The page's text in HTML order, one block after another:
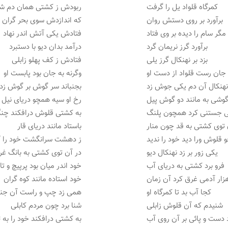
کمرگاه قلواد یل را گرفت
ربودش ز کشتی همان دم
برآورد بر روی دستش روان
که اندازدش سوی بحر گران
مگر سام را دیده بر وی فتاد
فتادش یکی آتش اندر نهاد
برآورد گرز نریمان گرد
درآمد بدان دیو با دستبرد
بزد بر نهنکال گرز یلی
فتادش ز کف پهلو زابلی
جان رست قلواد از دست او
وگرنه به جان بود پابست او
نهنکال آن دم یکی جوش زد
بجنباند سر گوش بر گوش زد
به مانند دو گوش پیل
رخ او سیه همچو دریای نیل
جستنی کرد همچون پلنگ
به کشتی قلوش درافکند
توی کشتی به قد چون منار
باستاد مانند دریای قار
قلوش ورا دید خود را ندید
ز دهشت سرانگشت خود را
یکی زور بر زد نهنکال دیو
در آن توی کشتی به بانگ
فرو برد کشتی به دریای آب
خود اندر میان بود پرپیچ و
آدمی غرق کرد آن زمان
خود استاده مانند کوه گران
کجا آب بد تا کمرگاه او
همی زد چپ و راست آن
شنیدم که آن قلوش زابلی
شنا برد چون مردم کابلی
دست و پائی بر آن روی آب
به کشتی درافکند خود را